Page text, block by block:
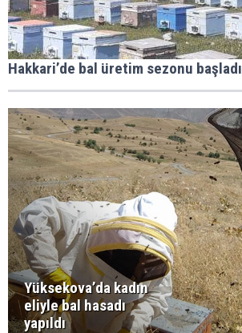
Hakkari’de bal üretim sezonu başladı
Yüksekova’da kadın
eliyle bal hasadı
yapıldı